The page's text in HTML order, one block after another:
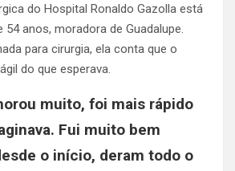
do Hospital Ronaldo Gazolla está
54 anos, moradora de Guadalupe.
para cirurgia, ela conta que o
do que esperava.
muito, foi mais rápido
Fui muito bem
o início, deram todo o